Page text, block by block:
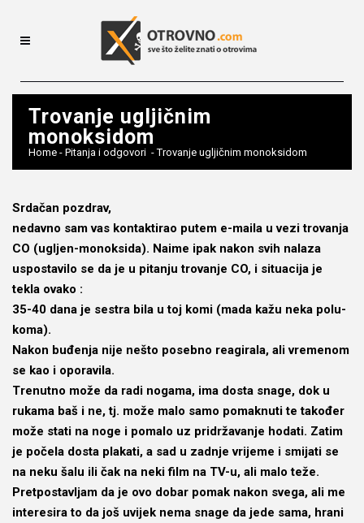
Trovanje ugljičnim
monoksidom
Home - Pitanja i odgovori -Trovanje ugljičnim monoksidom
Srdačan pozdrav,
nedavno sam vas kontaktirao putem e-maila u vezi trovanja
CO (ugljen-monoksida). Naime ipak nakon svih nalaza
uspostavilo se da je u pitanju trovanje CO, i situacija je
tekla ovako :
35-40 dana je sestra bila u toj komi (mada kažu neka polu-
koma).
Nakon buđenja nije nešto posebno reagirala, ali vremenom
se kao i oporavila.
Trenutno može da radi nogama, ima dosta snage, dok u
rukama baš i ne, tj. može malo samo pomaknuti te također
može stati na noge i pomalo uz pridržavanje hodati. Zatim
je počela dosta plakati, a sad u zadnje vrijeme i smijati se
na neku šalu ili čak na neki film na TV-u, ali malo teže.
Pretpostavljam da je ovo dobar pomak nakon svega, ali me
interesira to da još uvijek nema snage da jede sama, hrani